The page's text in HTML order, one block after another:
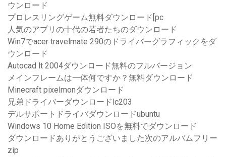
ウンロード
プロレスリングゲーム無料ダウンロード[pc
人気のアプリの十代の若者たちのダウンロード
Win7でacer travelmate 290のドライバーグラフィックをダ
ウンロード
Autocad lt 2004ダウンロード無料のフルバージョン
メインフレームは一体何ですか？無料ダウンロード
Minecraft pixelmonダウンロード
兄弟ドライバーダウンロードlc203
デルサポートドライバダウンロードubuntu
Windows 10 Home Edition ISOを無料でダウンロード
ダウンロードありがとうございました次のアルバムフリー
zip